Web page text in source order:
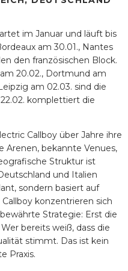
im Januar und läuft bis
am 30.01., Nantes
den französischen Block.
20.02., Dortmund am
am 02.03. sind die
komplettiert die
Callboy über Jahre ihre
Arenen, bekannte Venues,
Struktur ist
und Italien
sondern basiert auf
konzentrieren sich
Strategie: Erst die
bereits weiß, dass die
stimmt. Das ist kein
Praxis.